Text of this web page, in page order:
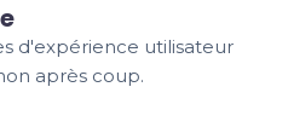
d'expérience utilisateur
après coup.